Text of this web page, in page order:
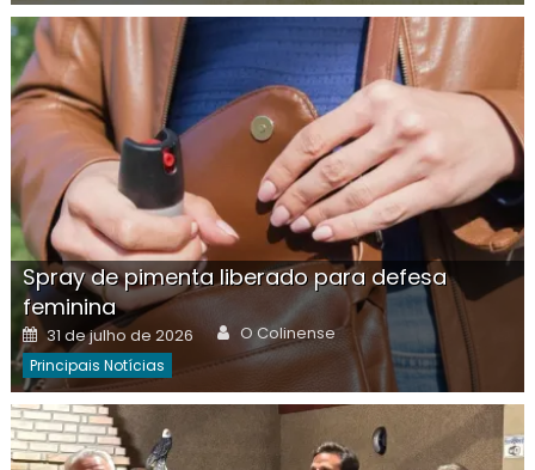
Spray de pimenta liberado para defesa
feminina
Posted
on
31 de julho de 2026 Author
O Colinense
Principais Notícias